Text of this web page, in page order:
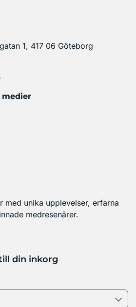
1, 417 06 Göteborg
medier
med unika upplevelser, erfarna
medresenärer.
din inkorg